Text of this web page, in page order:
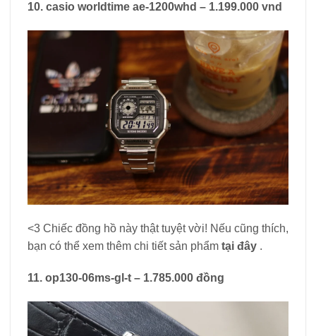
10. casio worldtime ae-1200whd – 1.199.000 vnd
<3 Chiếc đồng hồ này thật tuyệt vời! Nếu cũng thích,
bạn có thể xem thêm chi tiết sản phẩm tại đây .
11. op130-06ms-gl-t – 1.785.000 đồng